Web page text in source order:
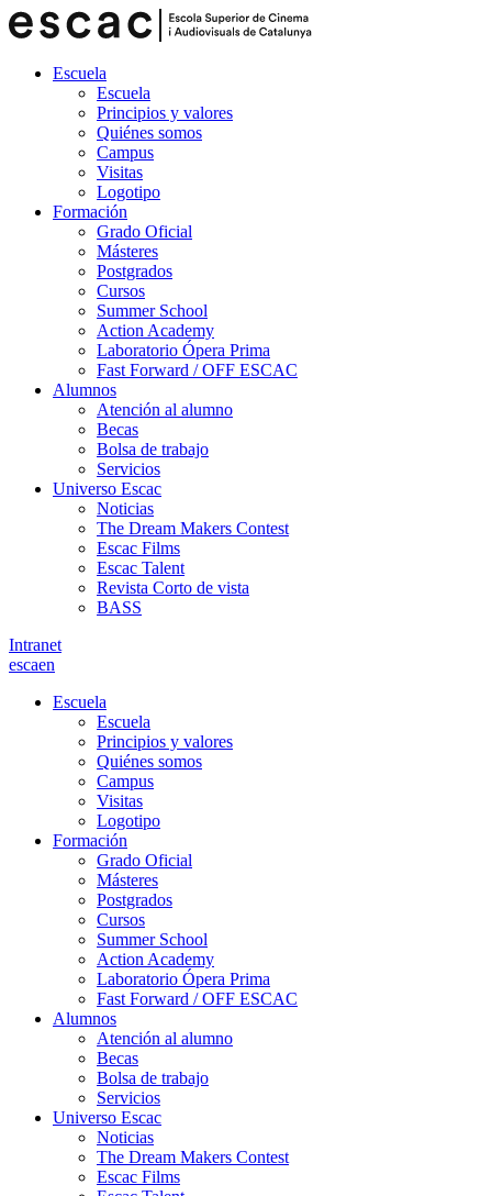
Escuela
Escuela
Principios y valores
Quiénes somos
Campus
Visitas
Logotipo
Formación
Grado Oficial
Másteres
Postgrados
Cursos
Summer School
Action Academy
Laboratorio Ópera Prima
Fast Forward / OFF ESCAC
Alumnos
Atención al alumno
Becas
Bolsa de trabajo
Servicios
Universo Escac
Noticias
The Dream Makers Contest
Escac Films
Escac Talent
Revista Corto de vista
BASS
Intranet
escaen
Escuela
Escuela
Principios y valores
Quiénes somos
Campus
Visitas
Logotipo
Formación
Grado Oficial
Másteres
Postgrados
Cursos
Summer School
Action Academy
Laboratorio Ópera Prima
Fast Forward / OFF ESCAC
Alumnos
Atención al alumno
Becas
Bolsa de trabajo
Servicios
Universo Escac
Noticias
The Dream Makers Contest
Escac Films